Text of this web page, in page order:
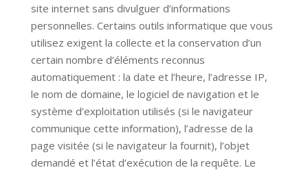
site internet sans divulguer d’informations
personnelles. Certains outils informatique que vous
utilisez exigent la collecte et la conservation d’un
certain nombre d’éléments reconnus
automatiquement : la date et l’heure, l’adresse IP,
le nom de domaine, le logiciel de navigation et le
système d’exploitation utilisés (si le navigateur
communique cette information), l’adresse de la
page visitée (si le navigateur la fournit), l’objet
demandé et l’état d’exécution de la requête. Le